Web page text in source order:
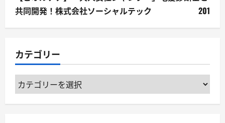
共同開発！株式会社ソーシャルテック
201
カテゴリー
カ
テ